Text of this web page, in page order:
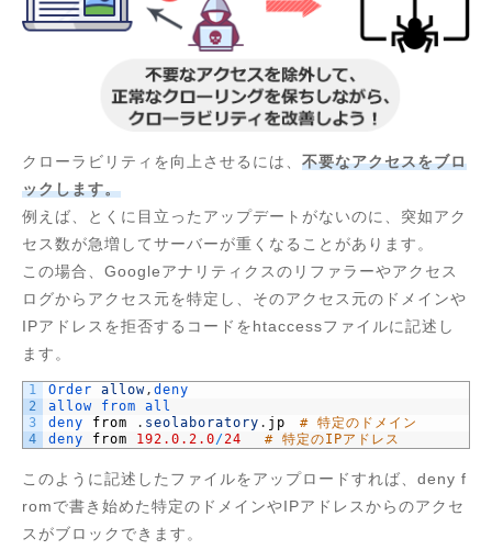
クローラビリティを向上させるには、 不要なアクセスをブロ
ックします。
例えば、とくに目立ったアップデートがないのに、突如アク
セス数が急増してサーバーが重くなることがあります。
この場合、Googleアナリティクスのリファラーやアクセス
ログからアクセス元を特定し、そのアクセス元のドメインや
IPアドレスを拒否するコードをhtaccessファイルに記述し
ます。
1
2
3
4
Order allow, deny
allow from all
deny from . seolaboratory . jp
# 特定のドメイン
deny from 192.0.2.0/24 # 特定のIPアドレス
このように記述したファイルをアップロードすれば、deny f
romで書き始めた特定のドメインやIPアドレスからのアクセ
スがブロックできます。